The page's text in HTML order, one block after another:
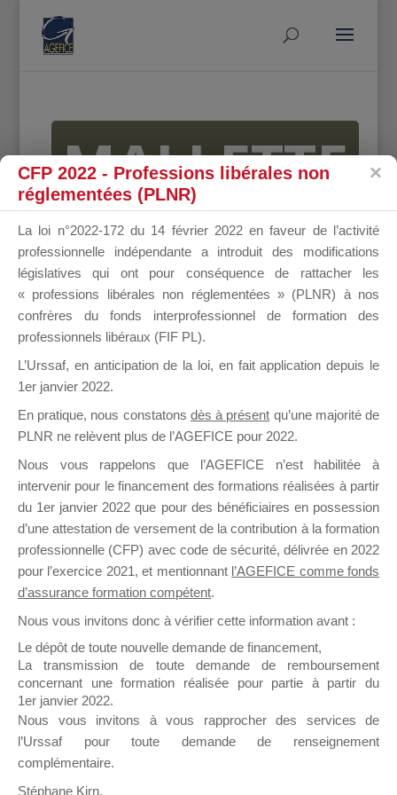
MALLETTE
DU
DIRIGEANT
il y a un mois
Ce groupe est destiné aux Organismes de
Formation qui souhaitent répondre à l’Appel à
Propositions Mallette du Dirigeant.
Ce groupe propose un forum dédié au support
sur lequel il est possible de laisser un message
ou poser une question.
NB : Il est nécessaire d’être
pouvoir rejoindre ce groupe
CFP 2022 - Professions libérales non
réglementées (PLNR)
La loi n°2022-172 du 14 février 2022 en faveur de l’activité
professionnelle indépendante a introduit des modifications
législatives qui ont pour conséquence de rattacher les
« professions libérales non réglementées » (PLNR) à nos
confrères du fonds interprofessionnel de formation des
professionnels libéraux (FIF PL).
L’Urssaf, en anticipation de la loi, en fait application depuis le
1er janvier 2022.
En pratique, nous constatons dès à présent qu’une majorité de
PLNR ne relèvent plus de l’AGEFICE pour 2022.
Nous vous rappelons que l’AGEFICE n’est habilitée à
intervenir pour le financement des formations réalisées à partir
du 1er janvier 2022 que pour des bénéficiaires en possession
d’une attestation de versement de la contribution à la formation
professionnelle (CFP) avec code de sécurité, délivrée en 2022
pour l’exercice 2021, et mentionnant l’AGEFICE comme fonds
d’assurance formation compétent.
Nous vous invitons donc à vérifier cette information avant :
Le dépôt de toute nouvelle demande de financement,
La transmission de toute demande de remboursement
concernant une formation réalisée pour partie à partir du
1er janvier 2022.
Nous vous invitons à vous rapprocher des services de
l’Urssaf pour toute demande de renseignement
complémentaire.
Stéphane Kirn,